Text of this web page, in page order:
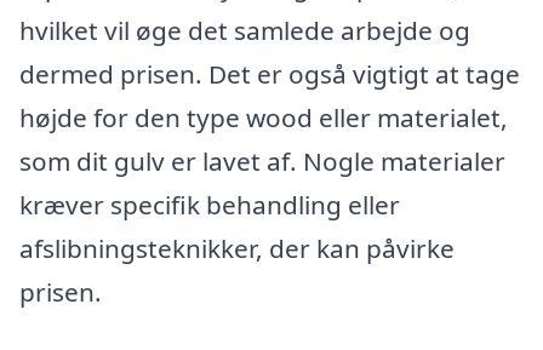
hvilket vil øge det samlede arbejde og
dermed prisen. Det er også vigtigt at tage
højde for den type wood eller materialet,
som dit gulv er lavet af. Nogle materialer
kræver specifik behandling eller
afslibningsteknikker, der kan påvirke
prisen.